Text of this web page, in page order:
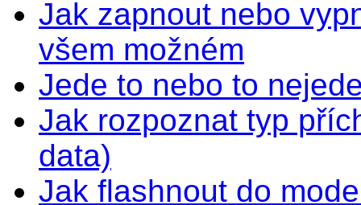
Jak zapnout nebo
všem možném
Jede to nebo to
Jak rozpoznat typ
data)
Jak flashnout do